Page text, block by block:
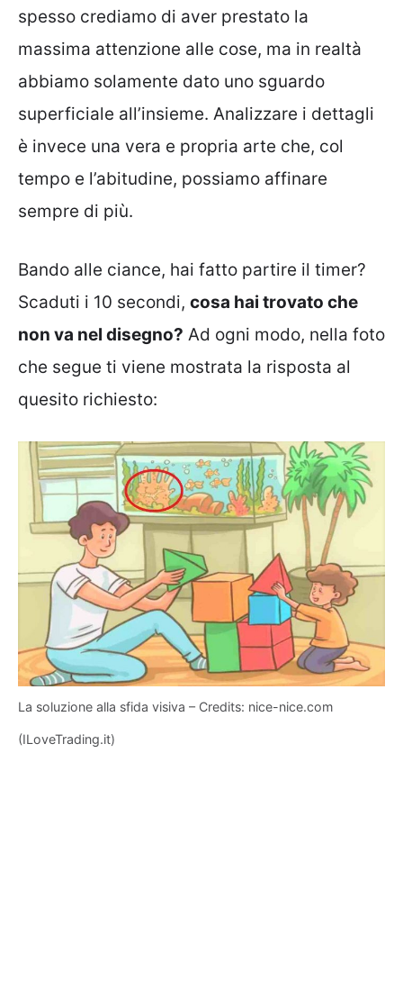
spesso crediamo di aver prestato la
massima attenzione alle cose, ma in realtà
abbiamo solamente dato uno sguardo
superficiale all’insieme. Analizzare i dettagli
è invece una vera e propria arte che, col
tempo e l’abitudine, possiamo affinare
sempre di più.
Bando alle ciance, hai fatto partire il timer?
Scaduti i 10 secondi, cosa hai trovato che
non va nel disegno? Ad ogni modo, nella foto
che segue ti viene mostrata la risposta al
quesito richiesto:
La soluzione alla sfida visiva – Credits: nice-nice.com
(ILoveTrading.it)